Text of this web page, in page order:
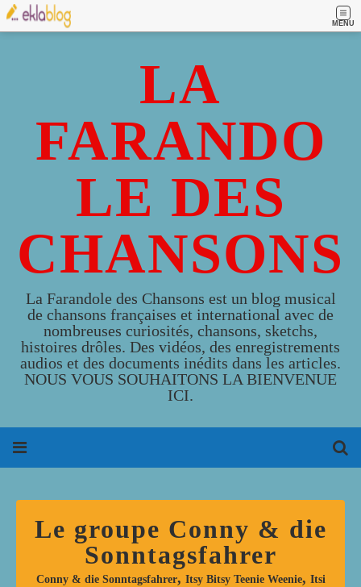
MENU
LA
FARANDO
LE DES
CHANSONS
La Farandole des Chansons est un blog musical
de chansons françaises et international avec de
nombreuses curiosités, chansons, sketchs,
histoires drôles. Des vidéos, des enregistrements
audios et des documents inédits dans les articles.
NOUS VOUS SOUHAITONS LA BIENVENUE
ICI.
Le groupe Conny & die
Sonntagsfahrer
Conny & die Sonntagsfahrer, Itsy Bitsy Teenie Weenie, Itsi